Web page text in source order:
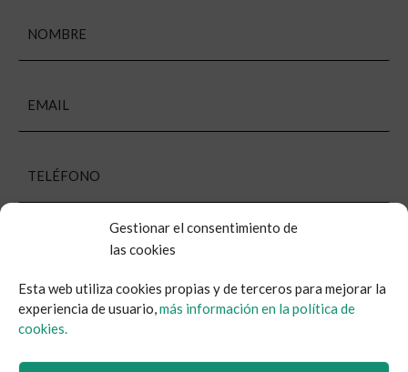
Gestionar el consentimiento de
las cookies
Esta web utiliza cookies propias y de terceros para mejorar la
experiencia de usuario, más información en la política de
cookies.